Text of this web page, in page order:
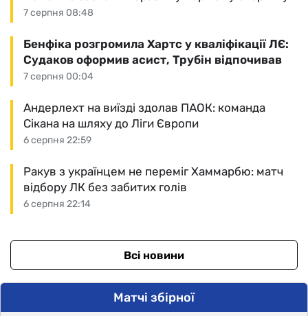
7 серпня 08:48
7 серпня 00:04
Бенфіка розгромила Хартс у кваліфікації ЛЄ:
Судаков оформив асист, Трубін відпочивав
6 серпня 22:59
Андерлехт на виїзді здолав ПАОК: команда
Сікана на шляху до Ліги Європи
6 серпня 22:14
Ракув з українцем не переміг Хаммарбю: матч
відбору ЛК без забитих голів
Всі новини
Матчі збірної